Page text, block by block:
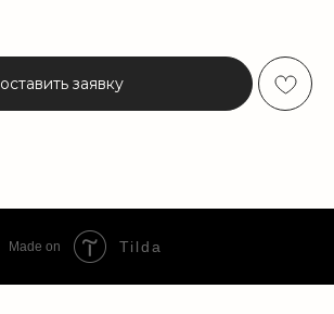
оставить заявку
Made on Tilda